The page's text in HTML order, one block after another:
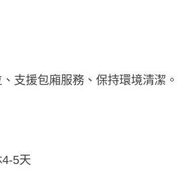
支援包廂服務、保持環境清潔。
4-5天